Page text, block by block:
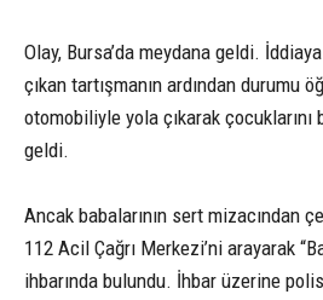
Olay, Bursa’da meydana geldi.
çıkan tartışmanın ardından durumu
otomobiliyle yola çıkarak çocuklarını
geldi.
Ancak babalarının sert mizacından
112 Acil Çağrı Merkezi’ni arayarak
ihbarında bulundu. İhbar üzerine